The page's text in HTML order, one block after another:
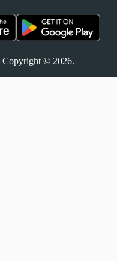
Copyright © 2026.